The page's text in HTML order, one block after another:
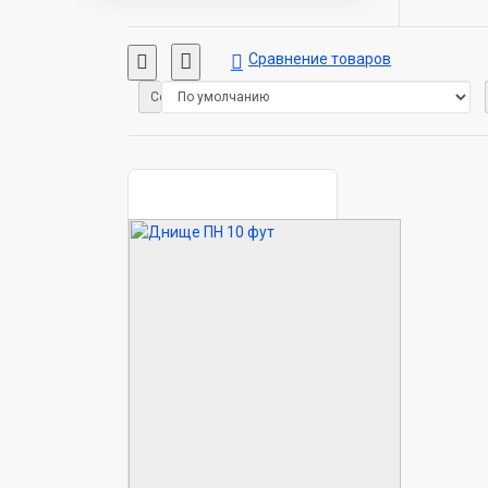
Сравнение товаров
Сортировка: